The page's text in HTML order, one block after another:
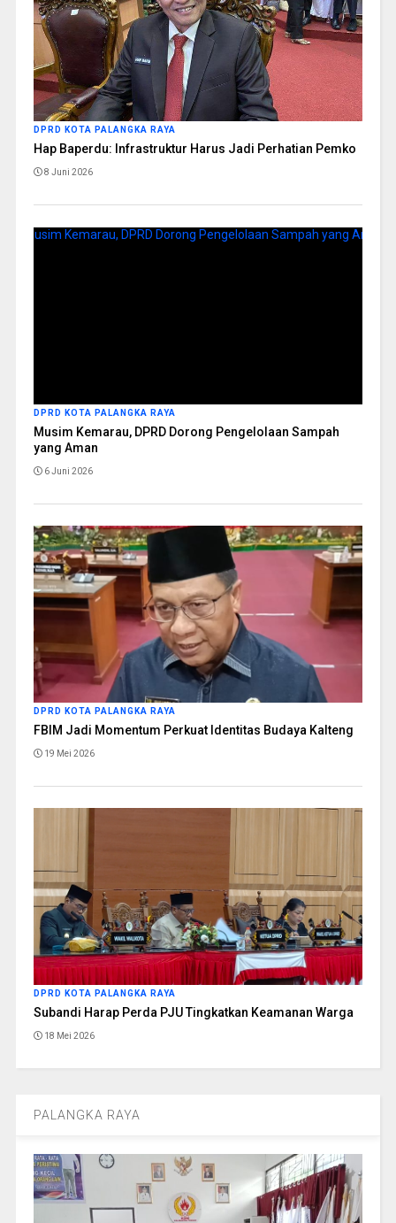
DPRD KOTA PALANGKA RAYA
Hap Baperdu: Infrastruktur Harus Jadi Perhatian Pemko
8 Juni 2026
DPRD KOTA PALANGKA RAYA
Musim Kemarau, DPRD Dorong Pengelolaan Sampah
yang Aman
6 Juni 2026
DPRD KOTA PALANGKA RAYA
FBIM Jadi Momentum Perkuat Identitas Budaya Kalteng
19 Mei 2026
DPRD KOTA PALANGKA RAYA
Subandi Harap Perda PJU Tingkatkan Keamanan Warga
18 Mei 2026
PALANGKA RAYA